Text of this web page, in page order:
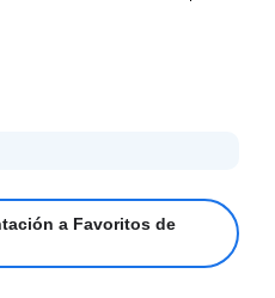
a Favoritos de